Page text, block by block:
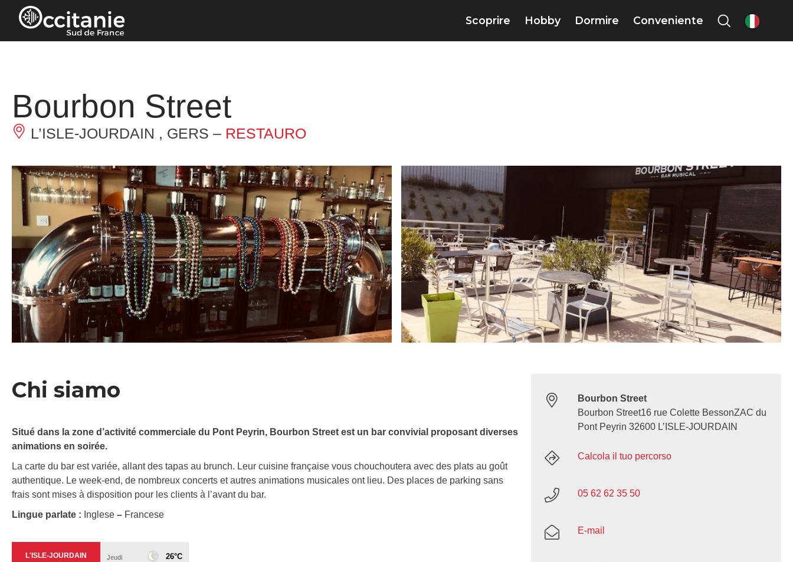
Pannello di gestione dei cookies
Scoprire Hobby Dormire Conveniente
Bourbon Street
L’ISLE-JOURDAIN , GERS – RESTAURO
Chi siamo
Situé dans la zone d’activité commerciale du Pont Peyrin, Bourbon Street est un bar convivial proposant diverses
animations en soirée.
La carte du bar est variée, allant des tapas au brunch. Leur cuisine française vous chouchoutera avec des plats au goût
authentique. Le week-end, de nombreux concerts et autres animations musicales ont lieu. Des places de parking sans
frais sont mises à disposition pour les clients à l’avant du bar.
Lingue parlate : Inglese – Francese
Bourbon Street
Bourbon Street16 rue Colette BessonZAC du
Pont Peyrin 32600 L’ISLE-JOURDAIN
Calcola il tuo percorso
05 62 62 35 50
E-mail